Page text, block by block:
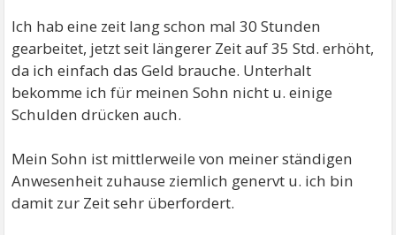
Ich hab eine zeit lang schon mal 30 Stunden
gearbeitet, jetzt seit längerer Zeit auf 35 Std. erhöht,
da ich einfach das Geld brauche. Unterhalt
bekomme ich für meinen Sohn nicht u. einige
Schulden drücken auch.
Mein Sohn ist mittlerweile von meiner ständigen
Anwesenheit zuhause ziemlich genervt u. ich bin
damit zur Zeit sehr überfordert.